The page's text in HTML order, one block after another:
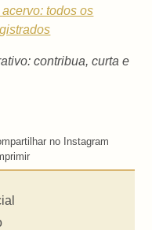
todos os
contribua, curta e
no Instagram